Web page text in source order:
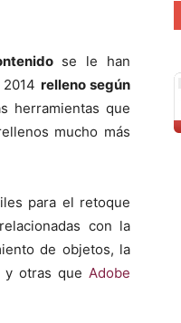
se le han
relleno según
herramientas que
mucho más
para el retoque
con la
de objetos, la
y otras que Adobe